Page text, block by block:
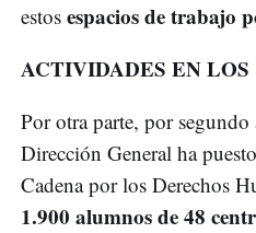
estos espacios de trabajo
ACTIVIDADES EN LOS
Por otra parte, por
Dirección General ha
Cadena por los Derechos
1.900 alumnos de 48